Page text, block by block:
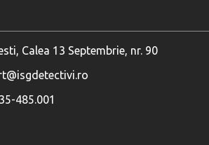
Calea 13 Septembrie, nr. 90
485.001